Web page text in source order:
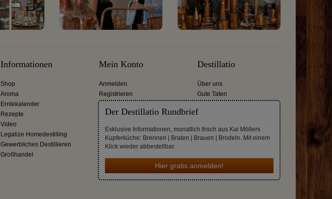
Informationen
Shop
Aroma
Erntekalender
Rezepte
Video
Legalize Homedestilling
Gewerbliches Destillieren
Großhandel
Mein Konto
Anmelden
Registrieren
Destillatio
Über uns
Gute Taten
Der Destillatio Rundbrief
Exklusive Informationen, monatlich frisch aus Kai Möllers
Kupferküche: Brennen | Braten | Brauen | Brodeln. Mit einem
Klick wieder abbestellbar.
Hier gratis anmelden!